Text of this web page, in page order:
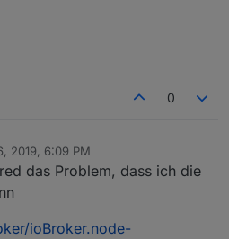
0
2019, 6:09 PM
das Problem, dass ich die
ioBroker.node-